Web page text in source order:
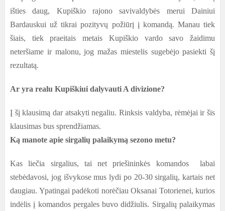
išties daug, Kupiškio rajono savivaldybės merui Dainiui
Bardauskui už tikrai pozityvų požiūrį į komandą. Manau tiek
šiais, tiek praeitais metais Kupiškio vardo savo žaidimu
neteršiame ir malonu, jog mažas miestelis sugebėjo pasiekti šį
rezultatą.
Ar yra realu Kupiškiui dalyvauti A divizione?
Į šį klausimą dar atsakyti negaliu. Rinksis valdyba, rėmėjai ir šis
klausimas bus sprendžiamas.
Ką manote apie sirgalių palaikymą sezono metu?
Kas liečia sirgalius, tai net priešininkės komandos labai
stebėdavosi, jog išvykose mus lydi po 20-30 sirgalių, kartais net
daugiau. Ypatingai padėkoti norėčiau Oksanai Totorienei, kurios
indėlis į komandos pergales buvo didžiulis. Sirgalių palaikymas